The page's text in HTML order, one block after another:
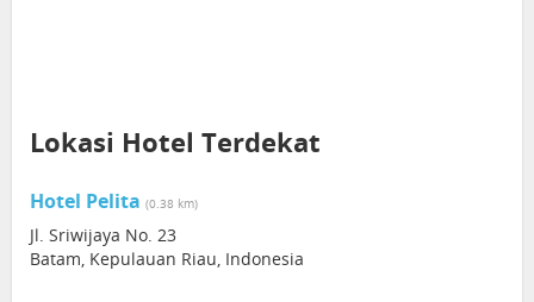
Lokasi Hotel Terdekat
Hotel Pelita (0.38 km)
Jl. Sriwijaya No. 23
Batam, Kepulauan Riau, Indonesia